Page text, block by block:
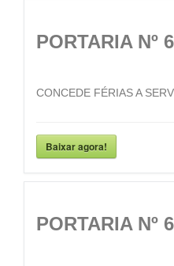
PORTARIA Nº
CONCEDE FÉRIAS A
Baixar agora!
PORTARIA Nº